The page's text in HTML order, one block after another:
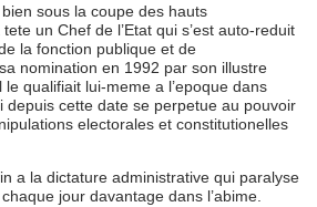
sous la coupe des hauts
un Chef de l’Etat qui s’est auto-reduit
la fonction publique et de
nomination en 1992 par son illustre
qualifiait lui-meme a l’epoque dans
depuis cette date se perpetue au pouvoir
electorales et constitutionelles
a la dictature administrative qui paralyse
jour davantage dans l’abime.